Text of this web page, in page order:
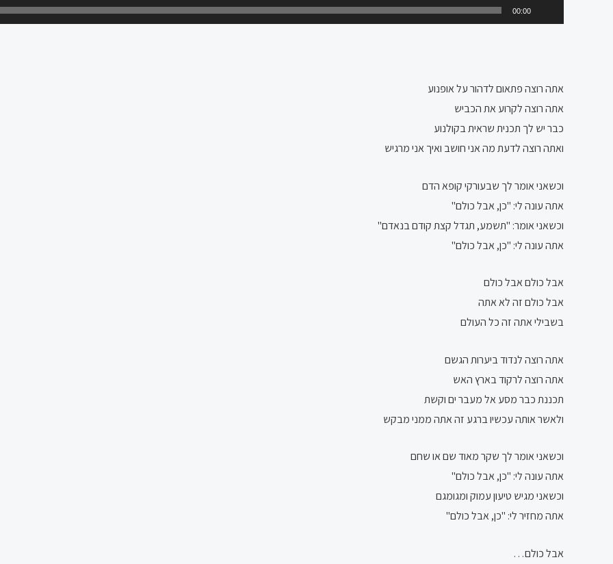
אודיו
00:00
אתה רוצה פתאום לדהור על אופנוע
אתה רוצה לקרוע את הכביש
כבר יש לך תכנית שראית בקולנוע
ואתה רוצה לדעת מה אני חושב ואיך אני מרגיש
וכשאני אומר לך שבעורקי קופא הדם
אתה עונה לי: "כן, אבל כולם"
וכשאני אומר: "תשמע, תגדל קצת קודם בנאדם"
אתה עונה לי: "כן, אבל כולם"
אבל כולם אבל כולם
אבל כולם זה לא אתה
בשבילי אתה זה כל העולם
אתה רוצה לנדוד ביערות הגשם
אתה רוצה לרקוד בארץ האש
תכננת כבר מסע אל מעבר ים וקשת
ולאשר אותה עכשיו ברגע זה אתה ממני מבקש
וכשאני אומר לך שקר מאוד שם או שחם
אתה עונה לי: "כן, אבל כולם"
וכשאני מגיש טיעון עמוק ומגומגם
אתה מחזיר לי: "כן, אבל כולם"
אבל כולם…